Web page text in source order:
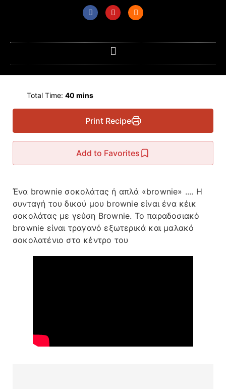
Total Time: 40 mins
Print Recipe
Add to Favorites
Ένα brownie σοκολάτας ή απλά «brownie» .... H
συνταγή του δικού μου brownie είναι ένα κέικ
σοκολάτας με γεύση Brownie. Το παραδοσιακό
brownie είναι τραγανό εξωτερικά και μαλακό
σοκολατένιο στο κέντρο του